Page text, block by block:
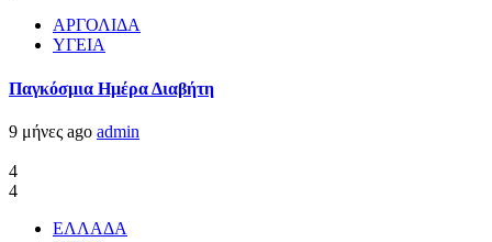
ΑΡΓΟΛΙΔΑ
ΥΓΕΙΑ
Παγκόσμια Ημέρα Διαβήτη
9 μήνες ago admin
4
4
ΕΛΛΑΔΑ